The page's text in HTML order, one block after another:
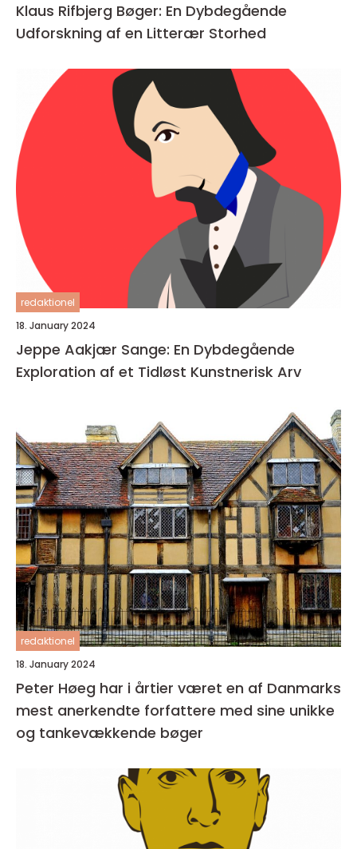
Klaus Rifbjerg Bøger: En Dybdegående
Udforskning af en Litterær Storhed
redaktionel
18. January 2024
Jeppe Aakjær Sange: En Dybdegående
Exploration af et Tidløst Kunstnerisk Arv
redaktionel
18. January 2024
Peter Høeg har i årtier været en af Danmarks
mest anerkendte forfattere med sine unikke
og tankevækkende bøger